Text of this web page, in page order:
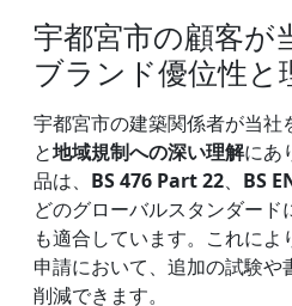
宇都宮市の顧客が
ブランド優位性と
宇都宮市の建築関係者が当社
と地域規制への深い理解にあ
品は、 BS 476 Part 22、 BS
どのグローバルスタンダード
も適合しています。これに
申請において、追加の試験や
削減できます。